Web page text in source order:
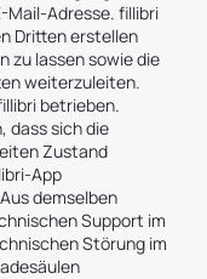
Mail-Adresse. fillibri
Dritten erstellen
zu lassen sowie die
weiterzuleiten.
betrieben.
dass sich die
Zustand
App
demselben
Support im
Störung im